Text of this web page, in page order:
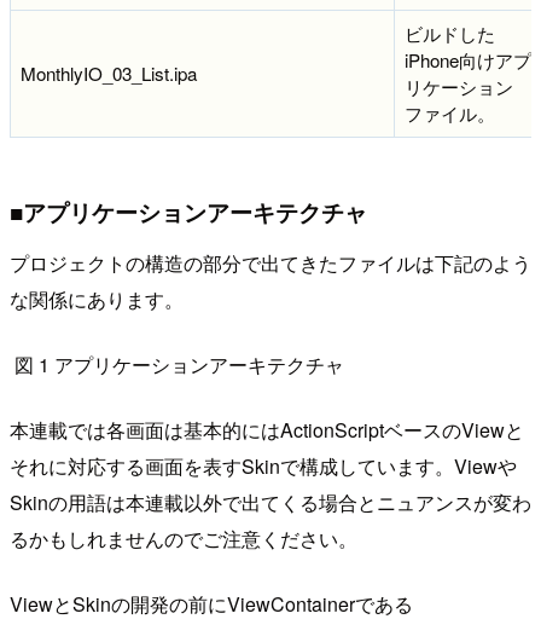
MonthlyIO_03_List.ipa
ビルドした
iPhone向けアプ
リケーション
ファイル。
■アプリケーションアーキテクチャ
プロジェクトの構造の部分で出てきたファイルは下記のよう
な関係にあります。
図 1 アプリケーションアーキテクチャ
本連載では各画面は基本的にはActionScriptベースのViewと
それに対応する画面を表すSkinで構成しています。Viewや
Skinの用語は本連載以外で出てくる場合とニュアンスが変わ
るかもしれませんのでご注意ください。
ViewとSkinの開発の前にViewContainerである